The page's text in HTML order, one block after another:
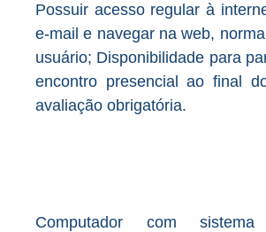
Possuir acesso regular à
e-mail e navegar na web,
usuário; Disponibilidade para
encontro presencial ao final
avaliação obrigatória.
Computador com sistema